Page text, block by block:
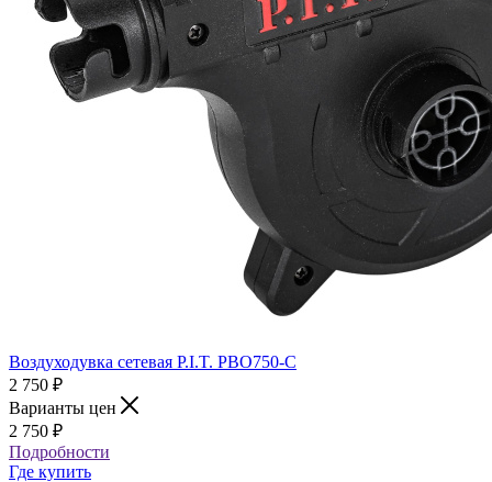
Воздуходувка сетевая P.I.T. PBO750-C
2 750 ₽
Варианты цен
2 750 ₽
Подробности
Где купить